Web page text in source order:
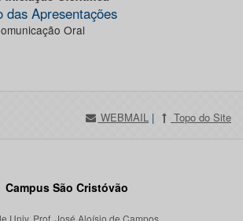
das Apresentações
Oral
WEBMAIL | Topo do Site
Campus São Cristóvão